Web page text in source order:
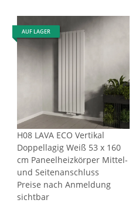
AUF LAGER
H08 LAVA ECO Vertikal
Doppellagig Weiß 53 x 160
cm Paneelheizkörper Mittel-
und Seitenanschluss
Preise nach Anmeldung
sichtbar